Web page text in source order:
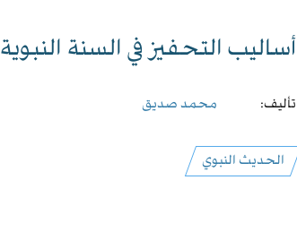
أساليب التحفيز في السنة النبوية
تأليف: محمد صديق
الحديث النبوي